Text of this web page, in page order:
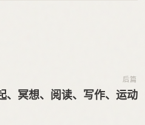
后篇
、冥想、阅读、写作、运动